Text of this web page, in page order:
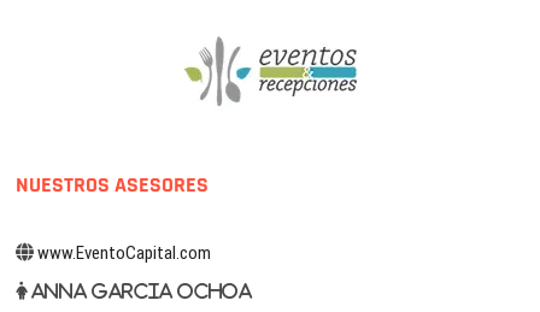
NUESTROS ASESORES
www.EventoCapital.com
Anna Garcia Ochoa